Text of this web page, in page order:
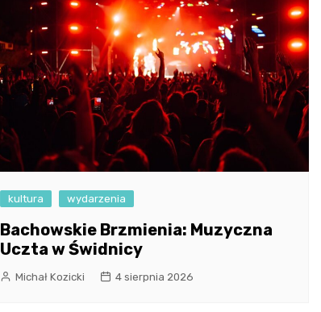
kultura wydarzenia
Bachowskie Brzmienia: Muzyczna
Uczta w Świdnicy
Michał Kozicki 4 sierpnia 2026